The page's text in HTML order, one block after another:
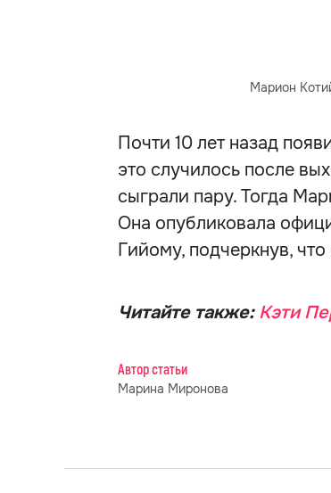
Марион
Почти 10 лет назад
это случилось после
сыграли пару. Тогда
Она опубликовала
Гийому, подчеркнув,
Читайте также: Кэти
Автор статьи
Марина Миронова